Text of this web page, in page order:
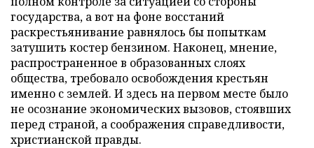
государства, а вот на фоне восстаний
раскрестьянивание равнялось бы попыткам
затушить костер бензином. Наконец, мнение,
распространенное в образованных слоях
общества, требовало освобождения крестьян
именно с землей. И здесь на первом месте было
не осознание экономических вызовов, стоявших
перед страной, а соображения справедливости,
христианской правды.